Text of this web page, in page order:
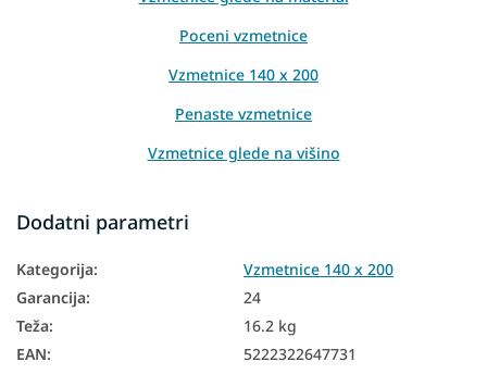
Poceni vzmetnice
Vzmetnice 140 x 200
Penaste vzmetnice
Vzmetnice glede na višino
Visoke vzmetnice
Vzmetnice Aloe Vera
Vzmetnice PUR pena
Vzmetnice iz naravnih materialov
Dodatni parametri
Kategorija:
Vzmetnice 140 x 200
Garancija:
24
Teža:
16.2 kg
EAN:
5222322647731